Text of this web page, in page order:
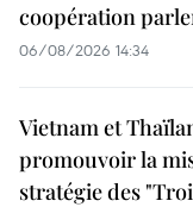
coopération
06/08/2026 14:34
Vietnam et
promouvoir la
stratégie des